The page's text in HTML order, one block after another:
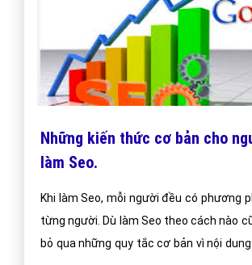
Những kiến thức cơ bản cho
làm Seo.
Khi làm Seo, mỗi người đều có phương
từng người. Dù làm Seo theo cách nào
bỏ qua những quy tắc cơ bản vì nội dung